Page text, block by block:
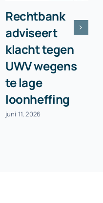
Rechtbank
adviseert
klacht tegen
UWV wegens
te lage
loonheffing
juni 11, 2026